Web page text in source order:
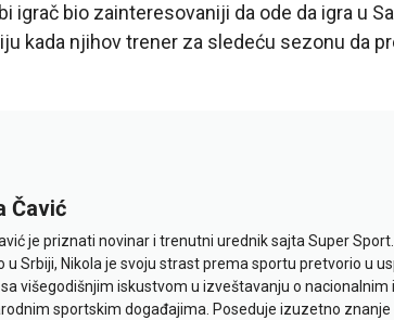
igrač bio zainteresovaniji da ode da igra u
kada njihov trener za sledeću sezonu da
Čavić
je priznati novinar i trenutni urednik sajta Super
u Srbiji, Nikola je svoju strast prema sportu pretvorio u
sa višegodišnjim iskustvom u izveštavanju o nacionalnim i
sportskim događajima. Poseduje izuzetno